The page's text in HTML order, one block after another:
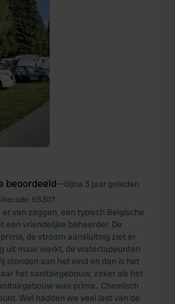
beoordeeld—bijna 3 jaar geleden
65307
van zeggen, een typisch Belgische
een vriendelijke beheerder. De
de stroom aansluiting ziet er
uit maar werkt, de watertappunten
stonden aan het eind en dan is het
het sanitairgebouw, zeker als het
was prima.. Chemisch
Wel hadden we veel last van de